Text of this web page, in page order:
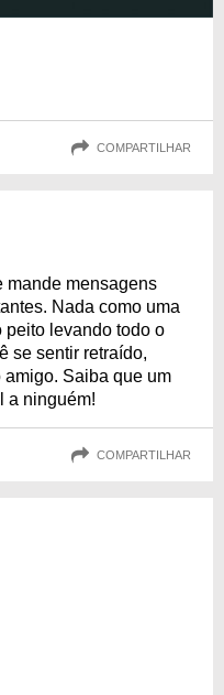
COMPARTILHAR
mande mensagens
Nada como uma
peito levando todo o
se sentir retraído,
amigo. Saiba que um
a ninguém!
COMPARTILHAR